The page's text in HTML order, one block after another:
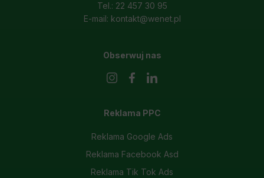
Tel.: 22 457 30 95
E-mail: kontakt@wenet.pl
Reklama PPC
Reklama Google Ads
Reklama Facebook Asd
Reklama Tik Tok Ads
Obserwuj nas